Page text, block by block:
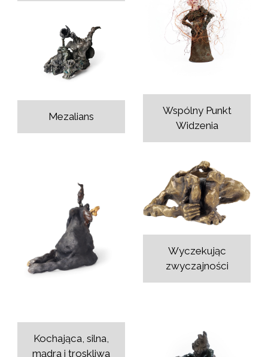
Wspólny Punkt
Widzenia
Mezalians
Kochająca, silna,
mądra i troskliwa
Wyczekując
zwyczajności